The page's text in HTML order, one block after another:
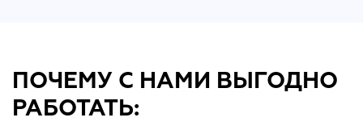
ПОЧЕМУ С НАМИ ВЫГОДНО
РАБОТАТЬ: